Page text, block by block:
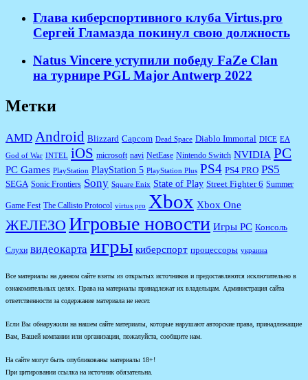
Глава киберспортивного клуба Virtus.pro
Сергей Гламазда покинул свою должность
Natus Vincere уступили победу FaZe Clan
на турнире PGL Major Antwerp 2022
Метки
AMD Android Blizzard Capcom Dead Space Diablo Immortal DICE EA
God of War INTEL iOS microsoft navi NetEase Nintendo Switch NVIDIA PC
PC Games PlayStation PlayStation 5 PlayStation Plus PS4 PS4 PRO PS5
SEGA Sonic Frontiers Sony Square Enix State of Play Street Fighter 6 Summer
Game Fest The Callisto Protocol virtus pro Xbox Xbox One
ЖЕЛЕЗО Игровые новости Игры PC Консоль
Слухи видеокарта игры киберспорт процессоры украина
Все материалы на данном сайте взяты из открытых источников и предоставляются исключительно в
ознакомительных целях. Права на материалы принадлежат их владельцам. Администрация сайта
ответственности за содержание материала не несет.
Если Вы обнаружили на нашем сайте материалы, которые нарушают авторские права, принадлежащие
Вам, Вашей компании или организации, пожалуйста, сообщите нам.
На сайте могут быть опубликованы материалы 18+!
При цитировании ссылка на источник обязательна.